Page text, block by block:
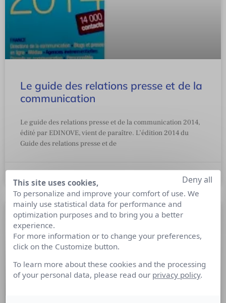
Le guide des relations presse et de la
communication
Le guide des relations presse et de la communication 2014,
édité par EDINOVE, vient de paraître. L’édition 2014 du
Guide des relations presse et de
This site uses cookies,
To personalize and improve your comfort of use. We
mainly use statistical data for performance and
optimization purposes and to bring you a better
experience.
For more information or to change your preferences,
click on the Customize button.
To learn more about these cookies and the processing
of your personal data, please read our privacy policy.
Deny all